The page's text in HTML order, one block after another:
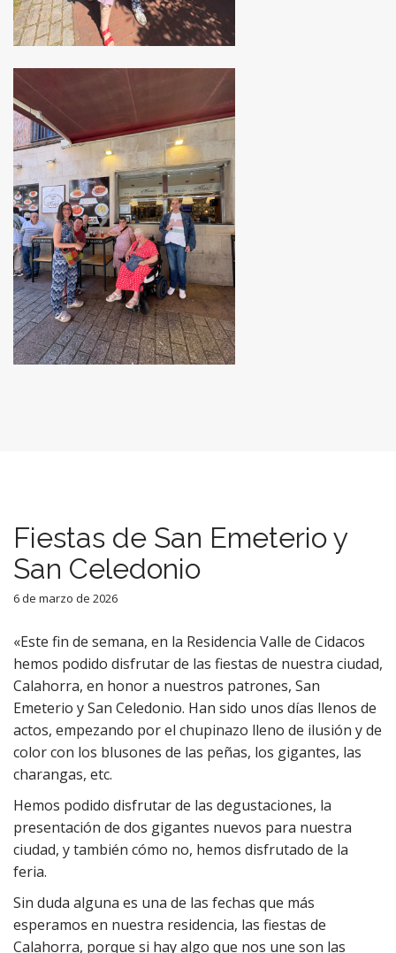
Fiestas de San Emeterio y
San Celedonio
6 de marzo de 2026
«Este fin de semana, en la Residencia Valle de Cidacos
hemos podido disfrutar de las fiestas de nuestra ciudad,
Calahorra, en honor a nuestros patrones, San
Emeterio y San Celedonio. Han sido unos días llenos de
actos, empezando por el chupinazo lleno de ilusión y de
color con los blusones de las peñas, los gigantes, las
charangas, etc.
Hemos podido disfrutar de las degustaciones, la
presentación de dos gigantes nuevos para nuestra
ciudad, y también cómo no, hemos disfrutado de la
feria.
Sin duda alguna es una de las fechas que más
esperamos en nuestra residencia, las fiestas de
Calahorra, porque si hay algo que nos une son las